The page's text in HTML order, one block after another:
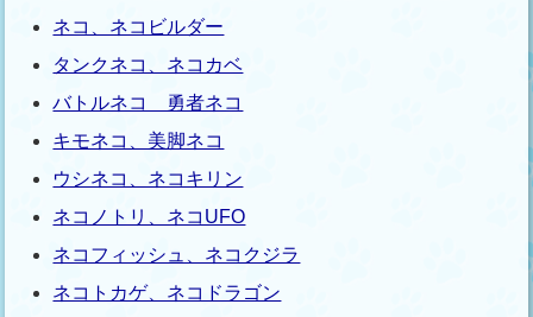
ネコ、ネコビルダー
タンクネコ、ネコカベ
バトルネコ 勇者ネコ
キモネコ、美脚ネコ
ウシネコ、ネコキリン
ネコノトリ、ネコUFO
ネコフィッシュ、ネコクジラ
ネコトカゲ、ネコドラゴン